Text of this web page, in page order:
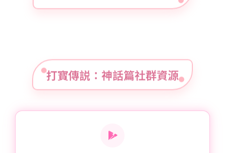
打寳傳説：神話篇社群資源